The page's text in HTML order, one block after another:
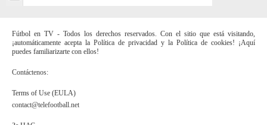
Fútbol en TV - Todos los derechos reservados. Con el sitio que está visitando,
¡automáticamente acepta la Política de privacidad y la Política de cookies! ¡Aquí
puedes familiarizarte con ellos!
Contáctenos:
Terms of Use (EULA)
contact@telefootball.net